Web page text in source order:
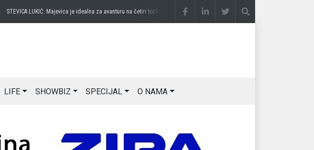
LUKIĆ: Majevica je idealna za avanturu na četiri točkaprije 3 sedmice DRAGAN OSTOJIĆ: Moj karakter je
LIFE SHOWBIZ SPECIJAL O NAMA